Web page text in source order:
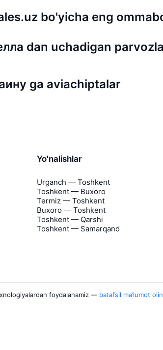
bo'yicha eng
dan uchadigan
ga aviachiptalar
Yo'nalishlar
Urganch — Toshkent
Toshkent — Buxoro
Termiz — Toshkent
Buxoro — Toshkent
Toshkent — Qarshi
Toshkent — Samarqand
Aviasales haqida
foydalanamiz — batafsil ma’lumot